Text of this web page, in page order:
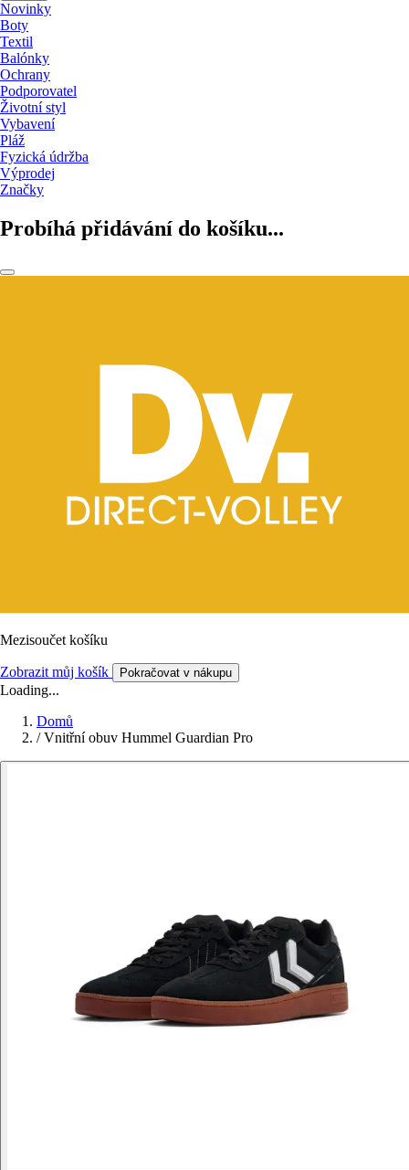
Novinky
Boty
Textil
Balónky
Ochrany
Podporovatel
Životní styl
Vybavení
Pláž
Fyzická údržba
Výprodej
Značky
Probíhá přidávání do košíku...
Mezisoučet košíku
Zobrazit můj košík Pokračovat v nákupu
Loading...
Domů
/ Vnitřní obuv Hummel Guardian Pro